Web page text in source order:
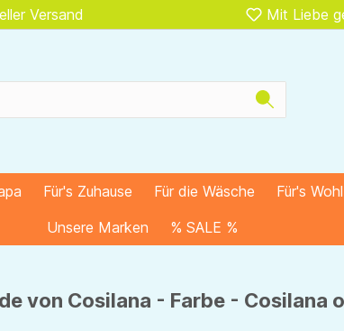
Versand Mit Liebe
Für's Zuhause Für die Wäsche
Für's
Unsere Marken
% SALE %
von Cosilana - Farbe - Cosilana